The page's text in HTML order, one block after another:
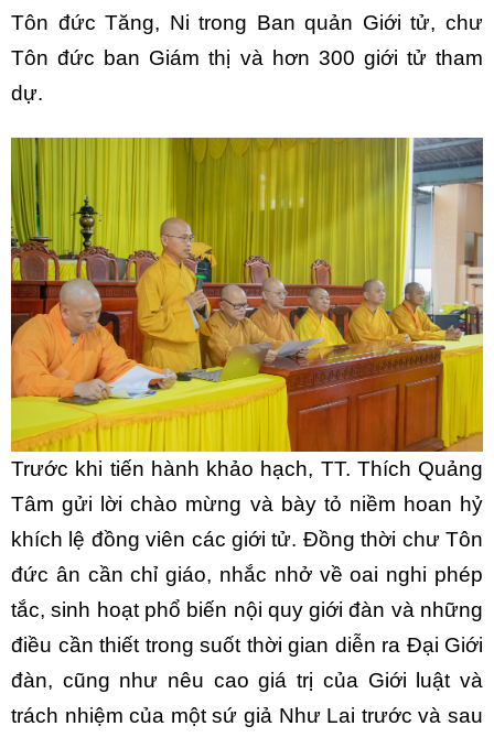
Tôn đức Tăng, Ni trong Ban quản Giới tử, chư
Tôn đức ban Giám thị và hơn 300 giới tử tham
dự.
Trước khi tiến hành khảo hạch, TT. Thích Quảng
Tâm gửi lời chào mừng và bày tỏ niềm hoan hỷ
khích lệ đồng viên các giới tử. Đồng thời chư Tôn
đức ân cần chỉ giáo, nhắc nhở về oai nghi phép
tắc, sinh hoạt phổ biến nội quy giới đàn và những
điều cần thiết trong suốt thời gian diễn ra Đại Giới
đàn, cũng như nêu cao giá trị của Giới luật và
trách nhiệm của một sứ giả Như Lai trước và sau